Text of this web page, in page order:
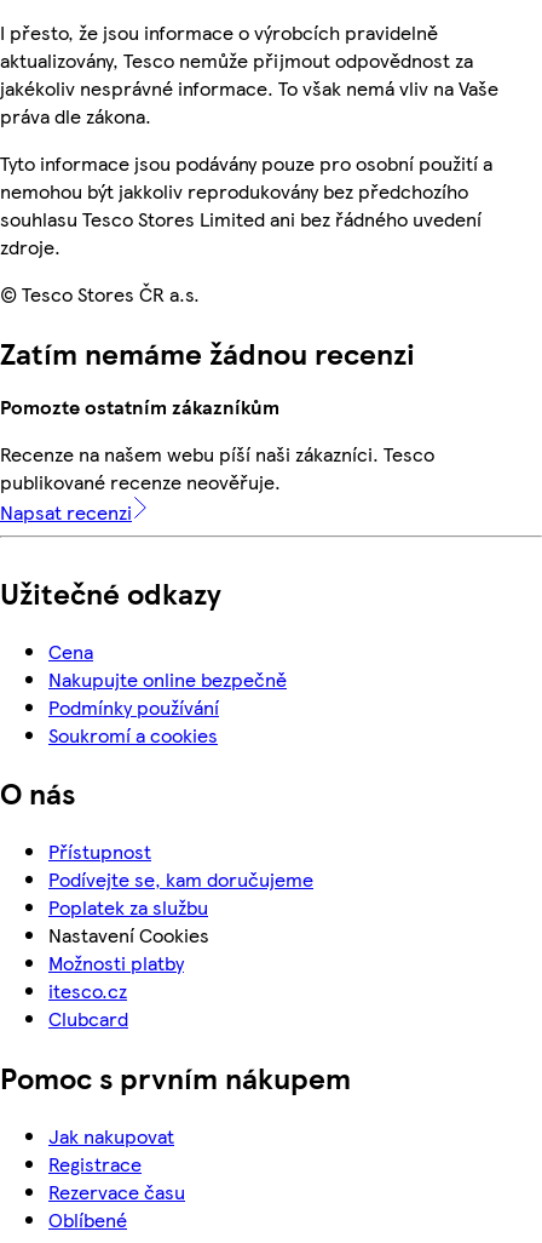
I přesto, že jsou informace o výrobcích pravidelně
aktualizovány, Tesco nemůže přijmout odpovědnost za
jakékoliv nesprávné informace. To však nemá vliv na Vaše
práva dle zákona.
Tyto informace jsou podávány pouze pro osobní použití a
nemohou být jakkoliv reprodukovány bez předchozího
souhlasu Tesco Stores Limited ani bez řádného uvedení
zdroje.
© Tesco Stores ČR a.s.
Zatím nemáme žádnou recenzi
Pomozte ostatním zákazníkům
Recenze na našem webu píší naši zákazníci. Tesco
publikované recenze neověřuje.
Napsat recenzi
Užitečné odkazy
Cena
Nakupujte online bezpečně
Podmínky používání
Soukromí a cookies
O nás
Přístupnost
Podívejte se, kam doručujeme
Poplatek za službu
Nastavení Cookies
Možnosti platby
itesco.cz
Clubcard
Pomoc s prvním nákupem
Jak nakupovat
Registrace
Rezervace času
Oblíbené